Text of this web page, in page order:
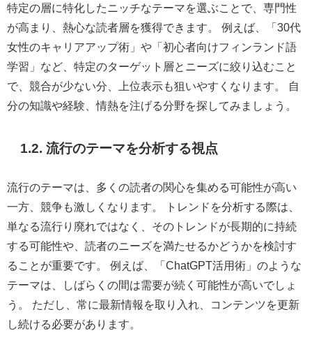
特定の層に特化したニッチなテーマを選ぶことで、専門性
が高まり、熱心な読者層を獲得できます。 例えば、「30代
女性のキャリアアップ術」や「初心者向けフィンランド語
学習」など、特定のターゲット層とニーズに絞り込むこと
で、競合が少ない分、上位表示も狙いやすくなります。 自
分の知識や経験、情熱を注げる分野を探してみましょう。
1.2. 流行のテーマを分析する視点
流行のテーマは、多くの読者の関心を集める可能性が高い
一方、競争も激しくなります。 トレンドを分析する際は、
単なる流行り廃れではなく、そのトレンドが長期的に持続
する可能性や、読者のニーズを満たせるかどうかを検討す
ることが重要です。 例えば、「ChatGPT活用術」のような
テーマは、しばらくの間は需要が続く可能性が高いでしょ
う。 ただし、常に最新情報を取り入れ、コンテンツを更新
し続ける必要があります。